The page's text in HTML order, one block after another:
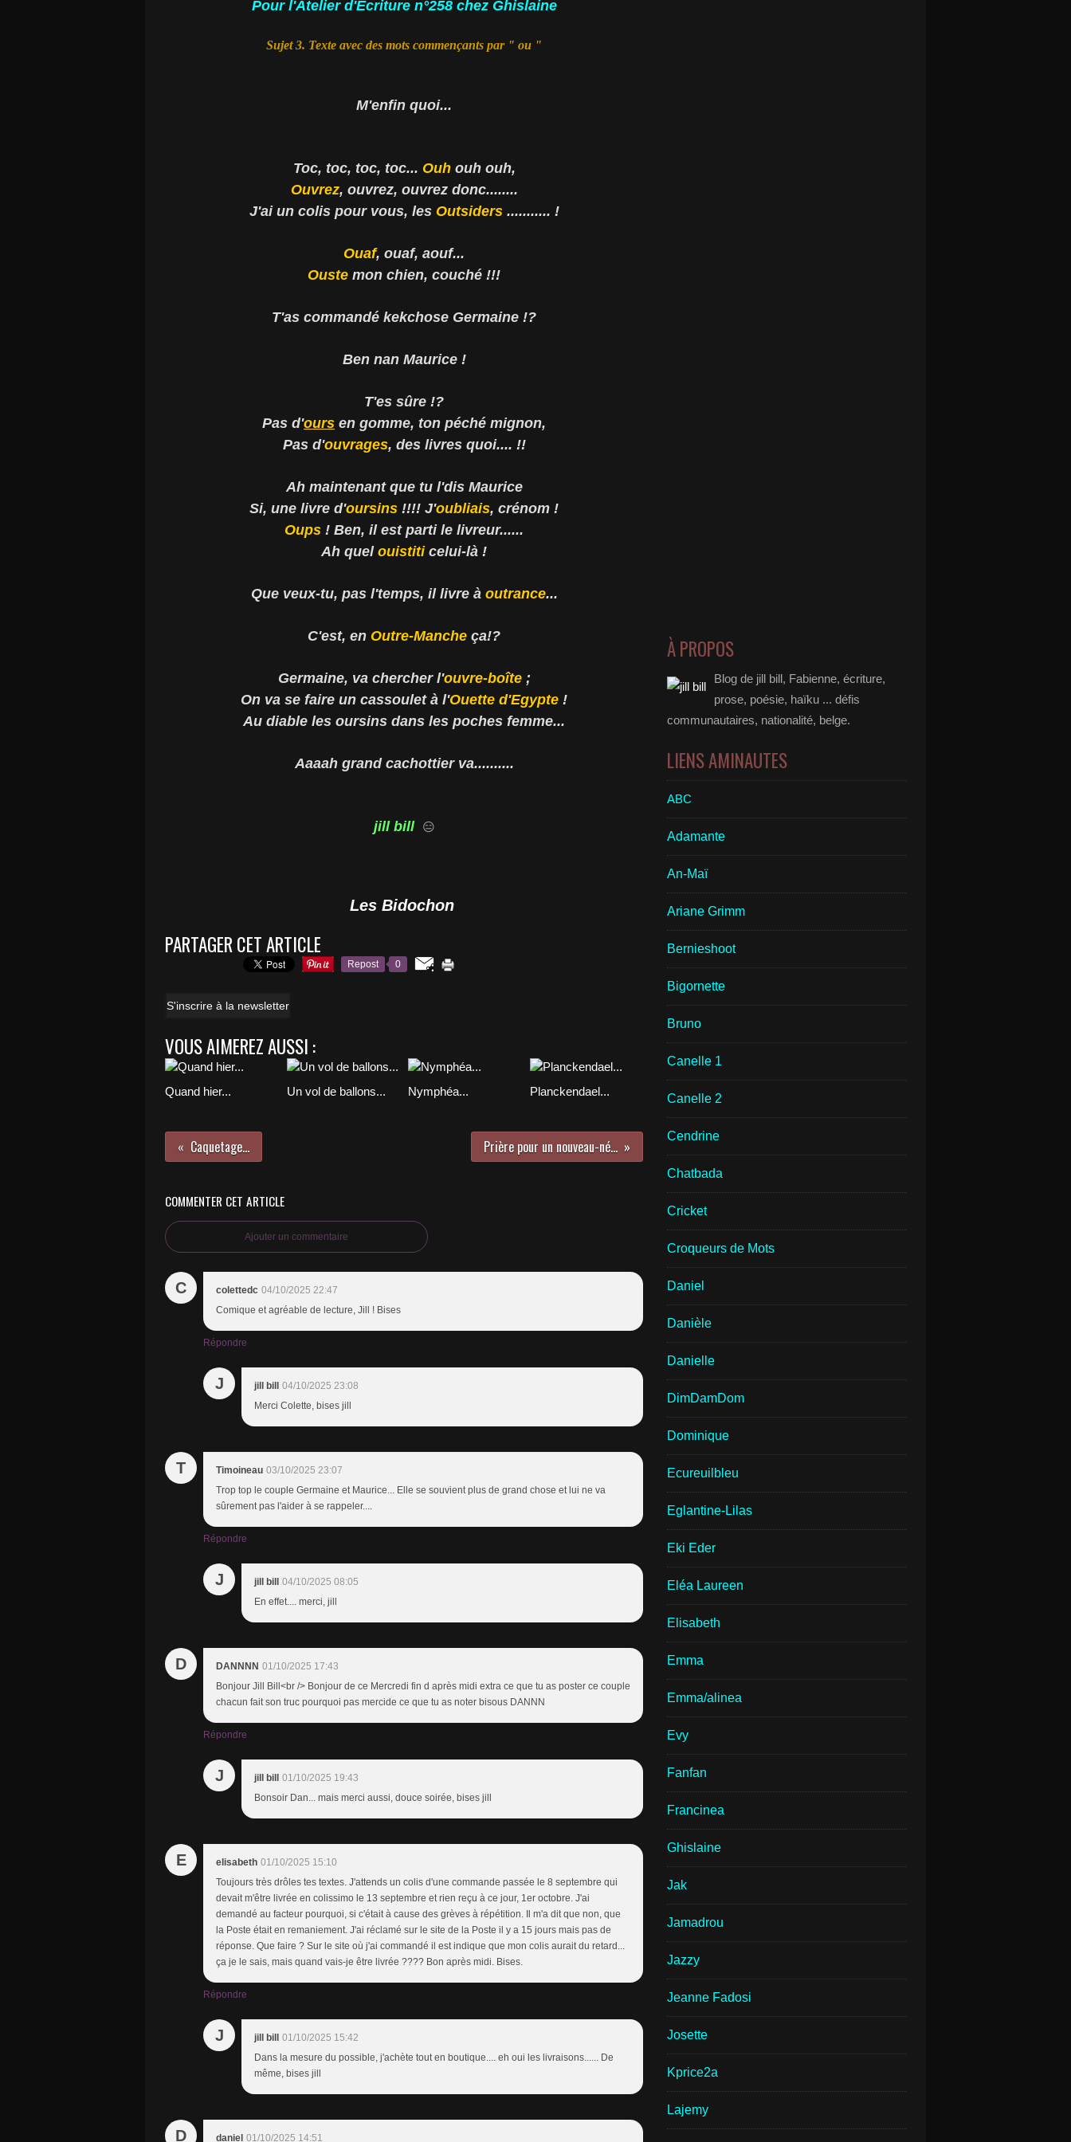
Pour l'Atelier d'Ecriture n°258 chez Ghislaine
Sujet 3. Texte avec des mots commençants par " ou "
M'enfin quoi...
Toc, toc, toc, toc... Ouhouh ouh,
Ouvrez, ouvrez, ouvrez donc........
J'ai un colis pour vous, les Outsiders........... !
Ouaf, ouaf, aouf...
Ouste mon chien, couché !!!
T'as commandé kekchose Germaine !?
Ben nan Maurice !
T'es sûre !?
Pas d'ours en gomme, ton péché mignon,
Pas d'ouvrages, des livres quoi.... !!
Ah maintenant que tu l'dis Maurice
Si, une livre d'oursins !!!! J'oubliais, crénom !
Oups ! Ben, il est parti le livreur......
Ah quel ouistiti celui-là !
Que veux-tu, pas l'temps, il livre à outrance...
C'est, en Outre-Manche ça!?
Germaine, va chercher l'ouvre-boîte;
On va se faire un cassoulet à l'Ouette d'Egypte !
Au diable les oursins dans les poches femme...
Aaaah grand cachottier va..........
jill bill 😑
Les Bidochon
PARTAGER CET ARTICLE
Repost 0
S'inscrire à la newsletter
VOUS AIMEREZ AUSSI :
Quand hier... Un vol de ballons... Nymphéa... Planckendael...
Caquetage... Prière pour un nouveau-né...
COMMENTER CET ARTICLE
Ajouter un commentaire
C colettedc 04/10/2025 22:47
Comique et agréable de lecture, Jill ! Bises
Répondre
J jill bill
04/10/2025 23:08
Merci Colette, bises jill
T Timoineau 03/10/2025 23:07
Trop top le couple Germaine et Maurice... Elle se souvient plus de grand chose et lui ne va
sûrement pas l'aider à se rappeler....
Répondre
J jill bill
04/10/2025 08:05
En effet.... merci, jill
D DANNNN 01/10/2025 17:43
Bonjour Jill Bill<br /> Bonjour de ce Mercredi fin d après midi extra ce que tu as poster ce couple
chacun fait son truc pourquoi pas mercide ce que tu as noter bisous DANNN
Répondre
J jill bill
01/10/2025 19:43
Bonsoir Dan... mais merci aussi, douce soirée, bises jill
E elisabeth 01/10/2025 15:10
Toujours très drôles tes textes. J'attends un colis d'une commande passée le 8 septembre qui
devait m'être livrée en colissimo le 13 septembre et rien reçu à ce jour, 1er octobre. J'ai
demandé au facteur pourquoi, si c'était à cause des grèves à répétition. Il m'a dit que non, que
la Poste était en remaniement. J'ai réclamé sur le site de la Poste il y a 15 jours mais pas de
réponse. Que faire ? Sur le site où j'ai commandé il est indique que mon colis aurait du retard...
ça je le sais, mais quand vais-je être livrée ???? Bon après midi. Bises.
Répondre
J jill bill
01/10/2025 15:42
Dans la mesure du possible, j'achète tout en boutique.... eh oui les livraisons...... De
même, bises jill
D daniel 01/10/2025 14:51
À PROPOS
Blog de jill bill, Fabienne, écriture,
prose, poésie, haïku ... défis
communautaires, nationalité, belge.
LIENS AMINAUTES
ABC
Adamante
An-Maï
Ariane Grimm
Bernieshoot
Bigornette
Bruno
Canelle 1
Canelle 2
Cendrine
Chatbada
Cricket
Croqueurs de Mots
Daniel
Danièle
Danielle
DimDamDom
Dominique
Ecureuilbleu
Eglantine-Lilas
Eki Eder
Eléa Laureen
Elisabeth
Emma
Emma/alinea
Evy
Fanfan
Francinea
Ghislaine
Jak
Jamadrou
Jazzy
Jeanne Fadosi
Josette
Kprice2a
Lajemy